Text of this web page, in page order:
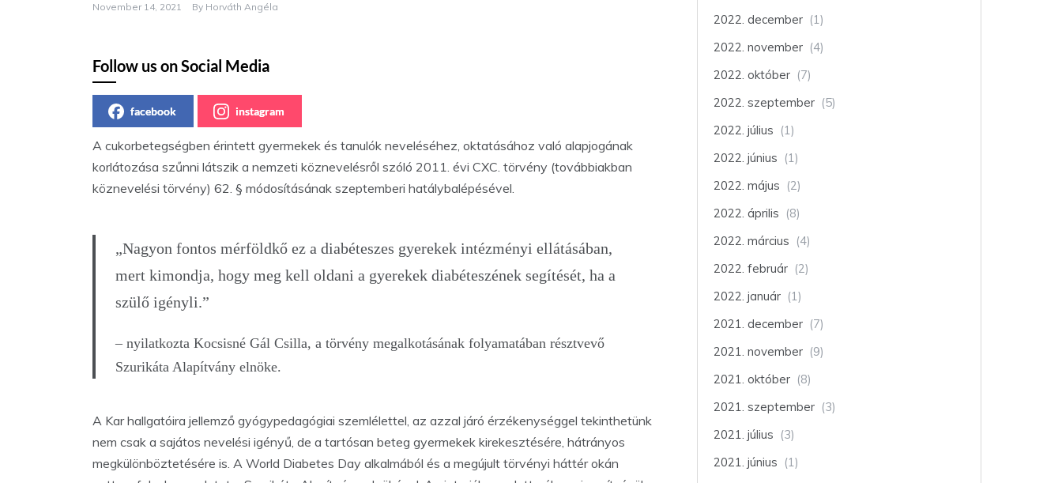
November 14, 2021 By Horváth Angéla
Follow us on Social Media
facebook instagram
A cukorbetegségben érintett gyermekek és tanulók neveléséhez, oktatásához való alapjogának
korlátozása szűnni látszik a nemzeti köznevelésről szóló 2011. évi CXC. törvény (továbbiakban
köznevelési törvény) 62. § módosításának szeptemberi hatálybalépésével.
„Nagyon fontos mérföldkő ez a diabéteszes gyerekek intézményi ellátásában,
mert kimondja, hogy meg kell oldani a gyerekek diabéteszének segítését, ha a
szülő igényli.”
– nyilatkozta Kocsisné Gál Csilla, a törvény megalkotásának folyamatában résztvevő
Szurikáta Alapítvány elnöke.
A Kar hallgatóira jellemző gyógypedagógiai szemlélettel, az azzal járó érzékenységgel tekinthetünk
nem csak a sajátos nevelési igényű, de a tartósan beteg gyermekek kirekesztésére, hátrányos
megkülönböztetésére is. A World Diabetes Day alkalmából és a megújult törvényi háttér okán
2022. december (1)
2022. november (4)
2022. október (7)
2022. szeptember (5)
2022. július (1)
2022. június (1)
2022. május (2)
2022. április (8)
2022. március (4)
2022. február (2)
2022. január (1)
2021. december (7)
2021. november (9)
2021. október (8)
2021. szeptember (3)
2021. július (3)
2021. június (1)